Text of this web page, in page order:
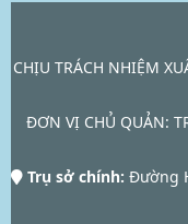
CHỊU TRÁCH NHIỆM
ĐƠN VỊ CHỦ QUẢN:
Trụ sở chính: Đường